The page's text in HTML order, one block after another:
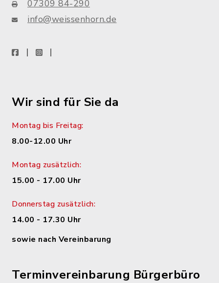
07309 84-290
info@weissenhorn.de
facebookinstagram
Wir sind für Sie da
Montag bis Freitag:
8.00-12.00 Uhr
Montag zusätzlich:
15.00 - 17.00 Uhr
Donnerstag zusätzlich:
14.00 - 17.30 Uhr
sowie nach Vereinbarung
Terminvereinbarung Bürgerbüro